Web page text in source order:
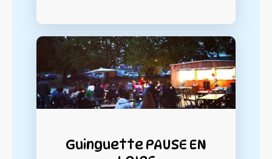
Guinguette PAUSE EN